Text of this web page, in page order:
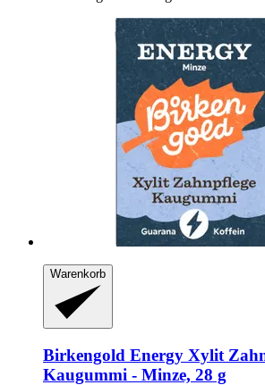
Warenkorb
Birkengold Energy Xylit
Kaugummi -​ Minze, 28 g